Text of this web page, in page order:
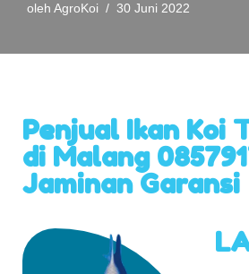
oleh AgroKoi 30 Juni 2022
Penjual Ikan Koi
di Malang
Jaminan Garansi